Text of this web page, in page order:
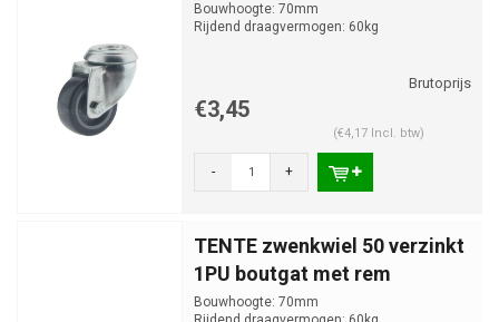
Bouwhoogte: 70mm
Rijdend draagvermogen: 60kg
€3,45
(€4,17 Incl. btw)
- +
TENTE zwenkwiel 50 verzinkt
1PU boutgat met rem
Bouwhoogte: 70mm